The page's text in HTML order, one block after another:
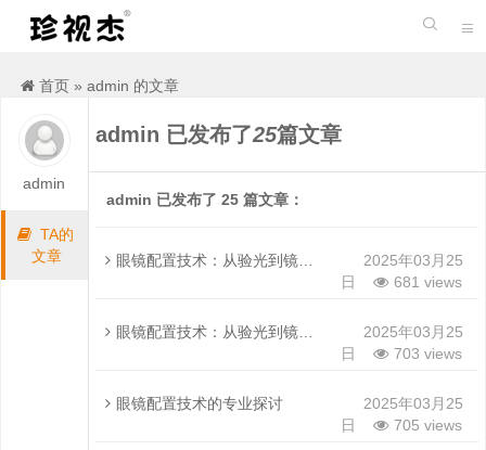


首页 » admin 的文章
admin
TA的
文章
admin 已发布了25篇文章
admin 已发布了 25 篇文章：
眼镜配置技术：从验光到镜片选择的专业解析
2025年03月25
日
681 views
眼镜配置技术：从验光到镜片加工的全流程解析
2025年03月25
日
703 views
眼镜配置技术的专业探讨
2025年03月25
日
705 views